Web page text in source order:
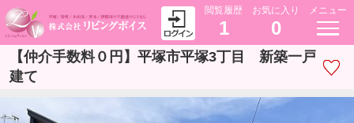
閲覧履歴
1
お気に入り
0
メニュー
【仲介手数料０円】平塚市平塚3丁目 新築一戸
建て